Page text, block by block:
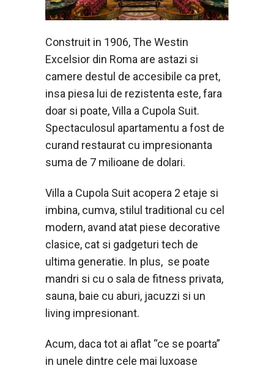
Construit in 1906, The Westin
Excelsior din Roma are astazi si
camere destul de accesibile ca pret,
insa piesa lui de rezistenta este, fara
doar si poate, Villa a Cupola Suit.
Spectaculosul apartamentu a fost de
curand restaurat cu impresionanta
suma de 7 milioane de dolari.
Villa a Cupola Suit acopera 2 etaje si
imbina, cumva, stilul traditional cu cel
modern, avand atat piese decorative
clasice, cat si gadgeturi tech de
ultima generatie. In plus, se poate
mandri si cu o sala de fitness privata,
sauna, baie cu aburi, jacuzzi si un
living impresionant.
Acum, daca tot ai aflat “ce se poarta”
in unele dintre cele mai luxoase